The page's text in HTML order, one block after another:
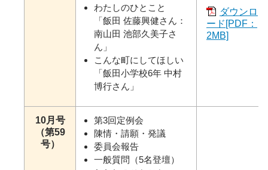
わたしのひとこと
「飯田 佐藤興健さん：
南山田 池部久美子さ
ん」
こんな町にしてほしい
「飯田小学校6年 中村
博行さん」
ダウンロ
ード[PDF：
2MB]
10月号
（第59
号）
第3回定例会
陳情・請願・発議
委員会報告
一般質問（5名登壇）